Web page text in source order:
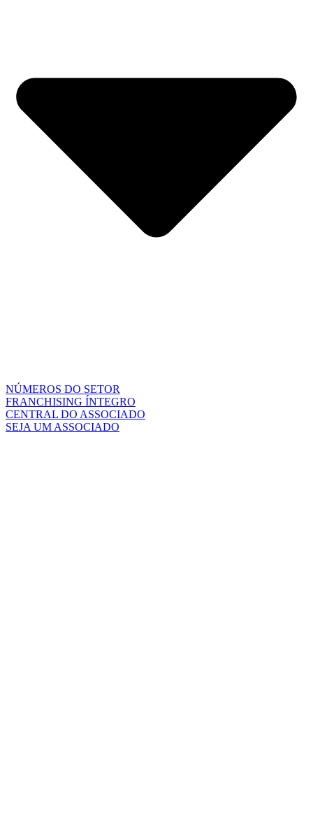
NÚMEROS DO SETOR
FRANCHISING ÍNTEGRO
CENTRAL DO ASSOCIADO
SEJA UM ASSOCIADO